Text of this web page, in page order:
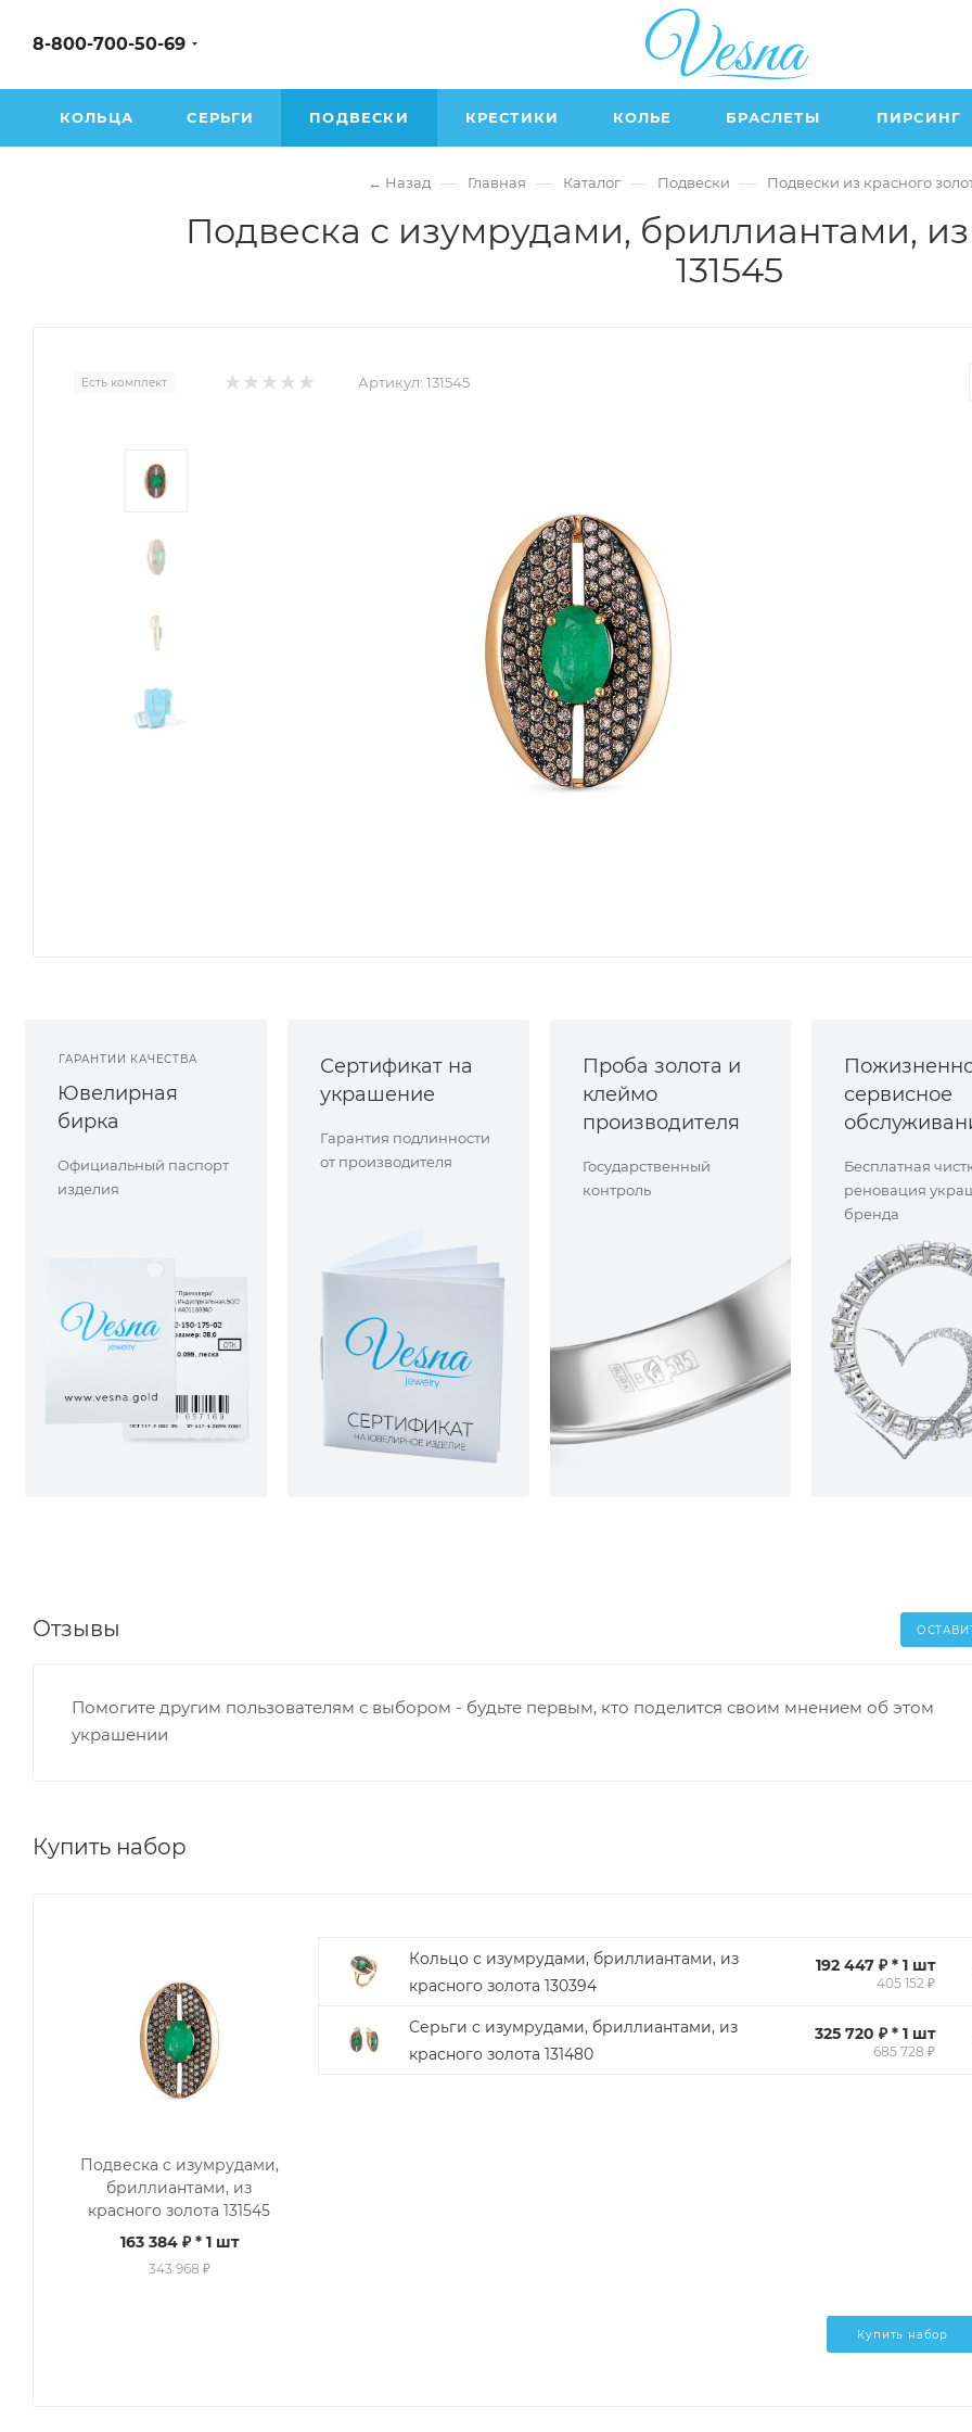
8-800-700-50-69
КОЛЬЦА СЕРЬГИ ПОДВЕСКИ КРЕСТИКИ КОЛЬЕ БРАСЛЕТЫ ПИРСИНГ
← Назад — Главная — Каталог — Подвески — Подвески из красного
Подвеска с изумрудами, бриллиантами, из
131545
Есть комплект Артикул: 131545
ГАРАНТИИ КАЧЕСТВА
Ювелирная
бирка
Официальный паспорт
изделия
Сертификат на
украшение
Гарантия подлинности
от производителя
Проба золота и
клеймо
производителя
Государственный
контроль
сервисное
Бесплатная
реновация
бренда
Отзывы
Помогите другим пользователям с выбором - будьте первым, кто поделится своим мнением об этом
украшении
Купить набор
Подвеска с изумрудами,
бриллиантами, из
красного золота 131545
163 384 ₽* 1 шт
343 968 ₽
Кольцо с изумрудами, бриллиантами, из
красного золота 130394
192 447 ₽ * 1 шт
405 152 ₽
Серьги с изумрудами, бриллиантами, из
красного золота 131480
325 720 ₽ * 1 шт
685 728 ₽
Купить набор